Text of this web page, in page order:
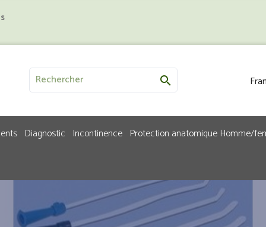

Diagnostic Incontinence Protection anatomique Homme/